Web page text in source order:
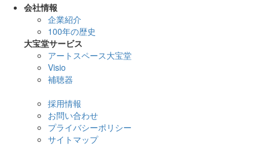
会社情報
企業紹介
100年の歴史
大宝堂サービス
アートスペース大宝堂
Visio
補聴器
採用情報
お問い合わせ
プライバシーポリシー
サイトマップ